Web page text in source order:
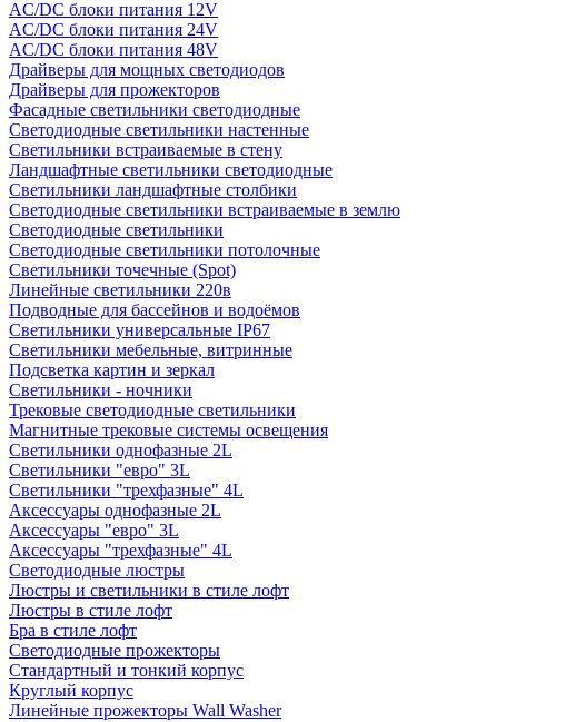
AC/DC блоки питания 12V
AC/DC блоки питания 24V
AC/DC блоки питания 48V
Драйверы для мощных светодиодов
Драйверы для прожекторов
Фасадные светильники светодиодные
Светодиодные светильники настенные
Светильники встраиваемые в стену
Ландшафтные светильники светодиодные
Светильники ландшафтные столбики
Светодиодные светильники встраиваемые в землю
Светодиодные светильники
Светодиодные светильники потолочные
Светильники точечные (Spot)
Линейные светильники 220в
Подводные для бассейнов и водоёмов
Светильники универсальные IP67
Светильники мебельные, витринные
Подсветка картин и зеркал
Светильники - ночники
Трековые светодиодные светильники
Магнитные трековые системы освещения
Светильники однофазные 2L
Светильники "евро" 3L
Светильники "трехфазные" 4L
Аксессуары однофазные 2L
Аксессуары "евро" 3L
Аксессуары "трехфазные" 4L
Светодиодные люстры
Люстры и светильники в стиле лофт
Люстры в стиле лофт
Бра в стиле лофт
Светодиодные прожекторы
Стандартный и тонкий корпус
Круглый корпус
Линейные прожекторы Wall Washer